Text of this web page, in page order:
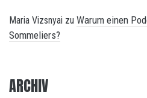
Maria Vizsnyai zu Warum einen
Sommeliers?
ARCHIV